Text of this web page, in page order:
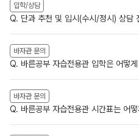
입학/상담
Q. 단과 추천 및 입시(수시/정시) 상담
바자관 문의
Q. 바른공부 자습전용관 입학은 어떻
바자관 문의
Q. 바른공부 자습전용관 시간표는 어